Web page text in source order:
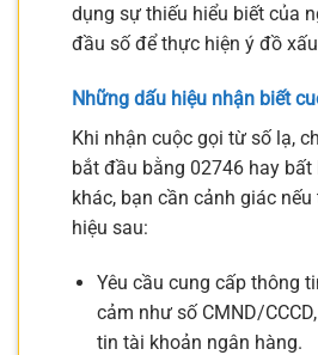
dụng sự thiếu hiểu biết của
đầu số để thực hiện ý đồ
Những dấu hiệu nhận biết
Khi nhận cuộc gọi từ số lạ,
bắt đầu bằng 02746 hay
khác, bạn cần cảnh giác
hiệu sau:
Yêu cầu cung cấp thông
cảm như số CMND/
tin tài khoản ngân hàng.